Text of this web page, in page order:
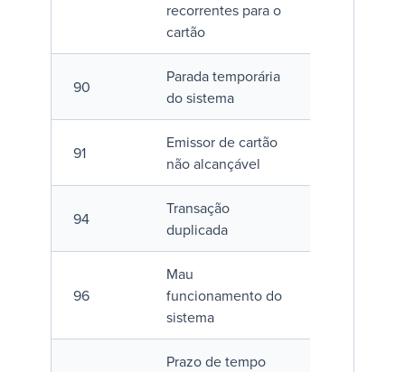
recorrentes para o
cartão
90
Parada temporária
do sistema
91
Emissor de cartão
não alcançável
94
Transação
duplicada
96
Mau
funcionamento do
sistema
Prazo de tempo